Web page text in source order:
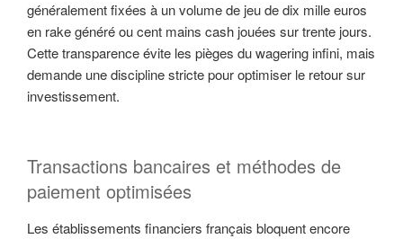
généralement fixées à un volume de jeu de dix mille euros
en rake généré ou cent mains cash jouées sur trente jours.
Cette transparence évite les pièges du wagering infini, mais
demande une discipline stricte pour optimiser le retour sur
investissement.
Transactions bancaires et méthodes de
paiement optimisées
Les établissements financiers français bloquent encore